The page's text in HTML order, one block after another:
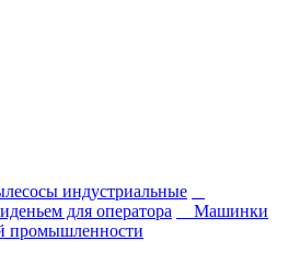
индустриальные
для оператора
Машинки
промышленности